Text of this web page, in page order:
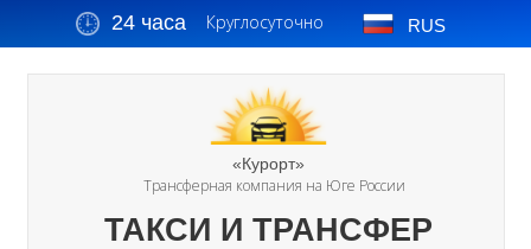
24 часа Круглосуточно RUS
«Курорт»
Трансферная компания на Юге России
ТАКСИ И ТРАНСФЕР